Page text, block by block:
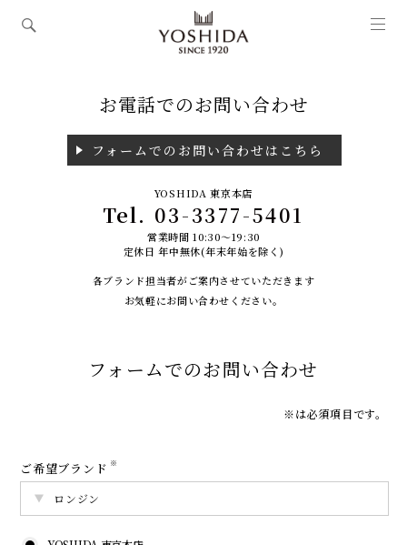
お電話でのお問い合わせ
フォームでのお問い合わせはこちら
YOSHIDA 東京本店
Tel. 03-3377-5401
営業時間 10:30～19:30
定休日 年中無休(年末年始を除く)
各ブランド担当者がご案内させていただきます
お気軽にお問い合わせください。
フォームでのお問い合わせ
※は必須項目です。
ご希望ブランド ※